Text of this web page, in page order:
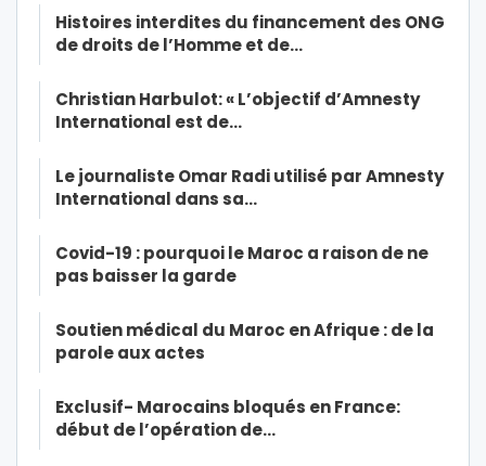
Histoires interdites du financement des ONG
de droits de l’Homme et de…
Christian Harbulot: « L’objectif d’Amnesty
International est de…
Le journaliste Omar Radi utilisé par Amnesty
International dans sa…
Covid-19 : pourquoi le Maroc a raison de ne
pas baisser la garde
Soutien médical du Maroc en Afrique : de la
parole aux actes
Exclusif- Marocains bloqués en France:
début de l’opération de…